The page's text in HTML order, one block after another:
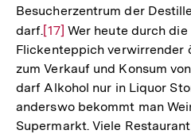
Besucherzentrum der
darf.Zur
Auflösung
der
Fußnote
[17] Wer heute durch
Flickenteppich verwirrender
zum Verkauf und Konsum
darf Alkohol nur in Liquor
anderswo bekommt man
Supermarkt. Viele